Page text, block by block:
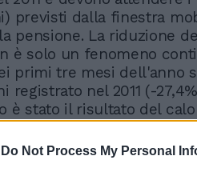
Do Not Process My Personal
previsti dalla finestra
pensione. La riduzione
è solo un fenomeno
primi tre mesi dell'anno
registrato nel 2011 (-
è stato il risultato del
di vecchiaia (-
per i lavoratori
Trump, Meloni
americana